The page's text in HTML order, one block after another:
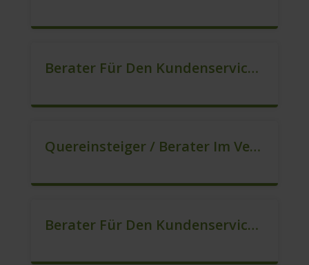
Berater Für Den Kundenservice In VZ/TZ (m/w/d)
Quereinsteiger / Berater Im Vertrieb (m/w/d)
Berater Für Den Kundenservice Gesucht (m/w/d)